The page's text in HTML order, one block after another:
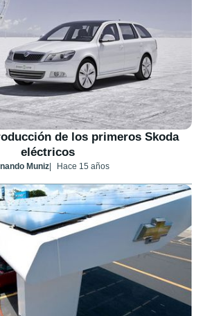
de los primeros Skoda
eléctricos
Muniz Hace 15 años